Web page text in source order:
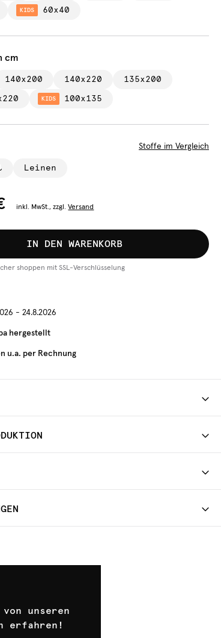
KIDS 60x40
cm
140x200 140x220 135x200
KIDS 100x135
Stoffe im Vergleich
Leinen
inkl. MwSt., zzgl. Versand
IN DEN WARENKORB
shoppen mit SSL-Verschlüsselung
- 24.8.2026
hergestellt
u.a. per Rechnung
unseren
erfahren!